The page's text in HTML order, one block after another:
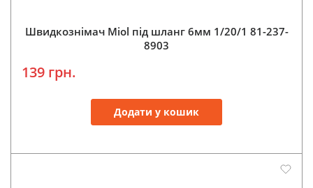
Швидкознімач Miol під шланг 6мм 1/20/1 81-237-
8903
139 грн.
Додати у кошик